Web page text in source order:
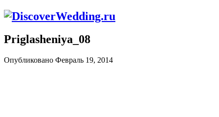
Priglasheniya_08
Опубликовано Февраль 19, 2014